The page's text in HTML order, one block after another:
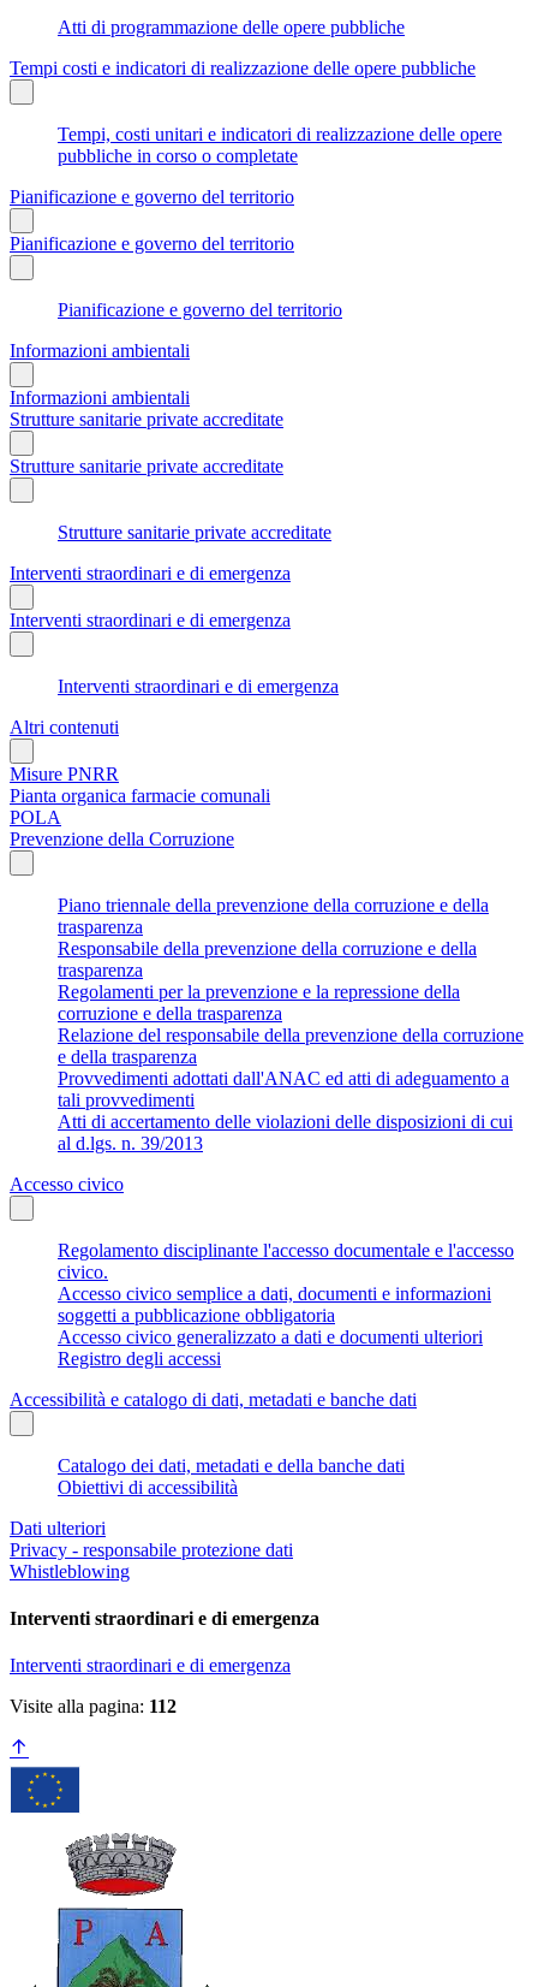
Atti di programmazione delle opere pubbliche
Tempi costi e indicatori di realizzazione delle opere pubbliche
Tempi, costi unitari e indicatori di realizzazione delle opere
pubbliche in corso o completate
Pianificazione e governo del territorio
Pianificazione e governo del territorio
Pianificazione e governo del territorio
Informazioni ambientali
Informazioni ambientali
Strutture sanitarie private accreditate
Strutture sanitarie private accreditate
Strutture sanitarie private accreditate
Interventi straordinari e di emergenza
Interventi straordinari e di emergenza
Interventi straordinari e di emergenza
Altri contenuti
Misure PNRR
Pianta organica farmacie comunali
POLA
Prevenzione della Corruzione
Piano triennale della prevenzione della corruzione e della
trasparenza
Responsabile della prevenzione della corruzione e della
trasparenza
Regolamenti per la prevenzione e la repressione della
corruzione e della trasparenza
Relazione del responsabile della prevenzione della corruzione
e della trasparenza
Provvedimenti adottati dall'ANAC ed atti di adeguamento a
tali provvedimenti
Atti di accertamento delle violazioni delle disposizioni di cui
al d.lgs. n. 39/2013
Accesso civico
Regolamento disciplinante l'accesso documentale e l'accesso
civico.
Accesso civico semplice a dati, documenti e informazioni
soggetti a pubblicazione obbligatoria
Accesso civico generalizzato a dati e documenti ulteriori
Registro degli accessi
Accessibilità e catalogo di dati, metadati e banche dati
Catalogo dei dati, metadati e della banche dati
Obiettivi di accessibilità
Dati ulteriori
Privacy - responsabile protezione dati
Whistleblowing
Interventi straordinari e di emergenza
Interventi straordinari e di emergenza
Visite alla pagina: 112